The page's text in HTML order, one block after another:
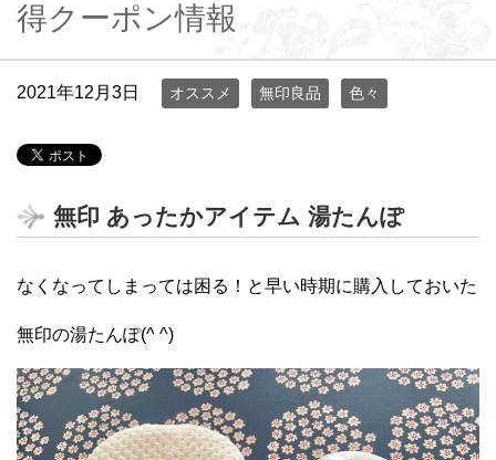
得クーポン情報
2021年12月3日 オススメ 無印良品 色々
無印 あったかアイテム 湯たんぽ
なくなってしまっては困る！と早い時期に購入しておいた
無印の湯たんぽ(^ ^)